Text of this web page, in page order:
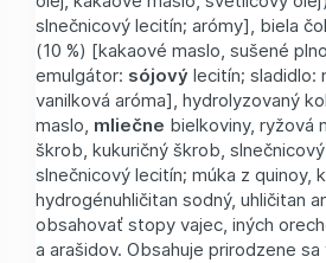
slnečnicový lecitín; arómy], biela
(10 %) [kakaové maslo, sušené
emulgátor: sójový lecitín; sladidlo:
vanilková aróma], hydrolyzovaný
maslo, mliečne bielkoviny, ryžová
škrob, kukuričný škrob,
slnečnicový lecitín; múka z quinoy,
hydrogénuhličitan sodný, uhličitan
obsahovať stopy vajec, iných
a arašidov. Obsahuje prirodzene